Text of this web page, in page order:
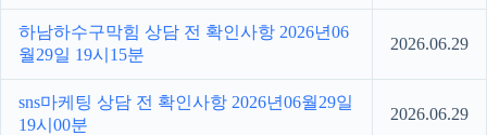
하남하수구막힘 상담 전 확인사항 2026년06
월29일 19시15분
2026.06.29
sns마케팅 상담 전 확인사항 2026년06월29일
19시00분
2026.06.29